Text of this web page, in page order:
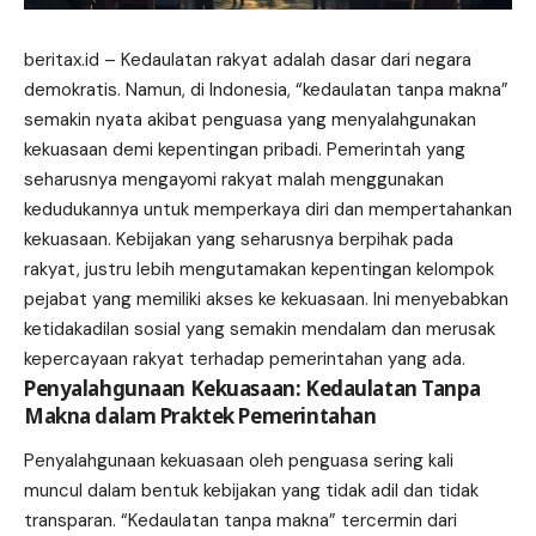
beritax.id – Kedaulatan rakyat adalah dasar dari negara
demokratis. Namun, di Indonesia, “kedaulatan tanpa makna”
semakin nyata akibat penguasa yang menyalahgunakan
kekuasaan demi kepentingan pribadi. Pemerintah yang
seharusnya mengayomi rakyat malah menggunakan
kedudukannya untuk memperkaya diri dan mempertahankan
kekuasaan. Kebijakan yang seharusnya berpihak pada
rakyat, justru lebih mengutamakan kepentingan kelompok
pejabat yang memiliki akses ke kekuasaan. Ini menyebabkan
ketidakadilan sosial yang semakin mendalam dan merusak
kepercayaan rakyat terhadap pemerintahan yang ada.
Penyalahgunaan Kekuasaan: Kedaulatan Tanpa
Makna dalam Praktek Pemerintahan
Penyalahgunaan kekuasaan oleh penguasa sering kali
muncul dalam bentuk kebijakan yang tidak adil dan tidak
transparan. “Kedaulatan tanpa makna” tercermin dari